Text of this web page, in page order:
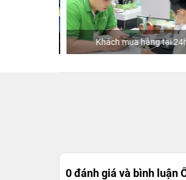
Khách mua hàng tại
0 đánh giá và bình luận